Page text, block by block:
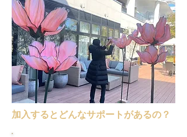
​加入するとどんなサポートがあるの？